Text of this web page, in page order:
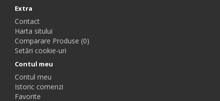
Extra
Contact
Harta sitului
Comparare Produse (0)
Setări cookie-uri
Contul meu
Contul meu
Istoric comenzi
Favorite